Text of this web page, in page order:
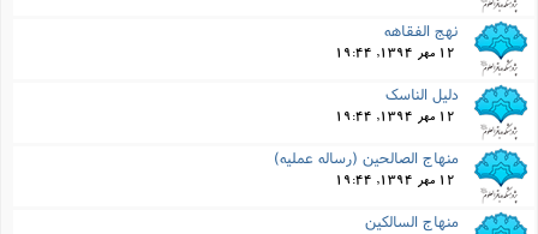
نهج الفقاهه
12 مهر 1394, 19:44
دلیل الناسک
12 مهر 1394, 19:44
منهاج الصالحین (رساله عملیه)
12 مهر 1394, 19:44
منهاج السالکین